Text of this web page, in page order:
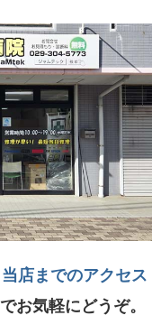
店までのアクセス
お気軽にどうぞ。